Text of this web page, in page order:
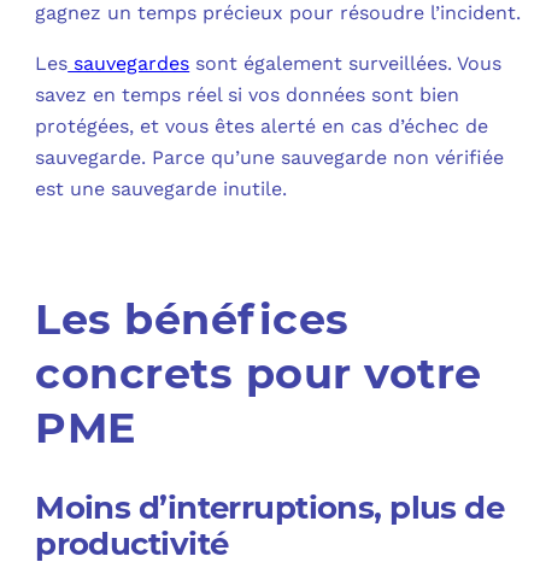
gagnez un temps précieux pour résoudre l’incident.​
Les sauvegardes sont également surveillées. Vous
savez en temps réel si vos données sont bien
protégées, et vous êtes alerté en cas d’échec de
sauvegarde. Parce qu’une sauvegarde non vérifiée
est une sauvegarde inutile.​
Les bénéfices
concrets pour votre
PME
Moins d’interruptions, plus de
productivité